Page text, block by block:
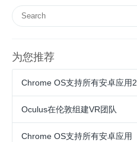
为您推荐
Chrome OS支持所有安卓应用2
Oculus在伦敦组建VR团队
Chrome OS支持所有安卓应用